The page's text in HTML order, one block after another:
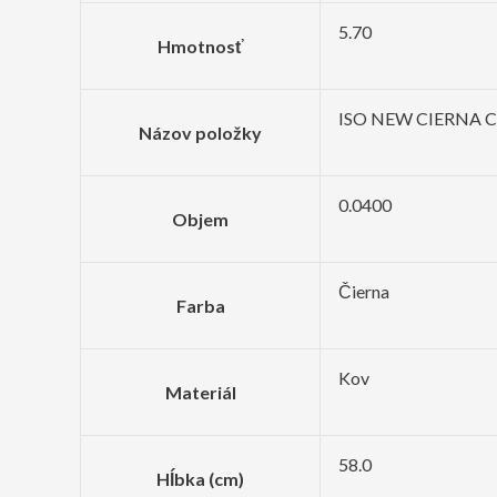
Hmotnosť
5.70
Názov položky
ISO NEW CIERNA
Objem
0.0400
Farba
Čierna
Materiál
Kov
Hĺbka (cm)
58.0